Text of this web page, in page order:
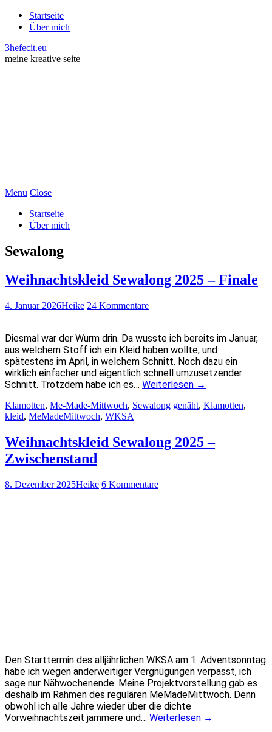
Startseite
Über mich
3hefecit.eu
meine kreative seite
Menu Close
Startseite
Über mich
Sewalong
Weihnachtskleid Sewalong 2025 – Finale
4. Januar 2026Heike 24 Kommentare
Diesmal war der Wurm drin. Da wusste ich bereits im Januar,
aus welchem Stoff ich ein Kleid haben wollte, und
spätestens im April, in welchem Schnitt. Noch dazu ein
wirklich einfacher und eigentlich schnell umzusetzender
Schnitt. Trotzdem habe ich es… Weiterlesen →
Klamotten, Me-Made-Mittwoch, Sewalong genäht, Klamotten,
kleid, MeMadeMittwoch, WKSA
Weihnachtskleid Sewalong 2025 –
Zwischenstand
8. Dezember 2025Heike 6 Kommentare
Den Starttermin des alljährlichen WKSA am 1. Adventsonntag
habe ich wegen anderweitiger Vergnügungen verpasst, ich
sage nur Nähwochenende. Meine Projektvorstellung gab es
deshalb im Rahmen des regulären MeMadeMittwoch. Denn
obwohl ich alle Jahre wieder über die dichte
Vorweihnachtszeit jammere und… Weiterlesen →